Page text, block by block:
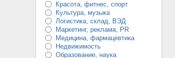
Красота, фитнес, спорт
Культура, музыка
Логистика, склад, ВЭД
Маркетинг, реклама, PR
Медицина, фармацевтика
Недвижимость
Образование, наука